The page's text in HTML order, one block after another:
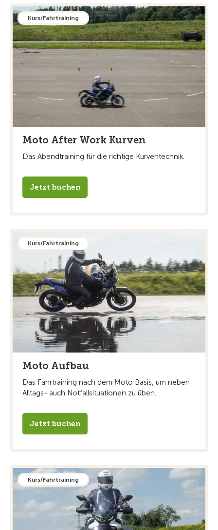
Kurs/Fahrtraining
Moto After Work Kurven
Das Abendtraining für die richtige Kurventechnik.
Jetzt buchen
Kurs/Fahrtraining
Moto Aufbau
Das Fahrtraining nach dem Moto Basis, um neben
Alltags- auch Notfallsituationen zu üben.
Jetzt buchen
Kurs/Fahrtraining